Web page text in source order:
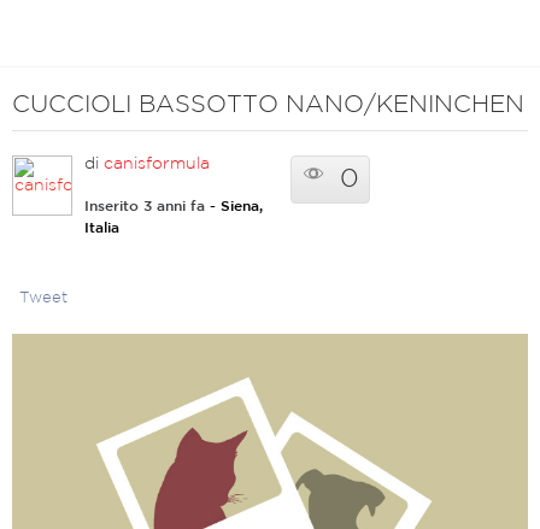
CUCCIOLI BASSOTTO NANO/KENINCHEN
di canisformula
Inserito 3 anni fa - Siena,
Italia
0
Tweet